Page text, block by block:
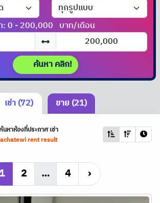
: 0 - 200,000 บาท/เดือน
ค้นหา คลิก!
เช่า (72) ขาย (21)
หาห้องที่ประกาศ เช่า
rent result
1 2 … 4 ›